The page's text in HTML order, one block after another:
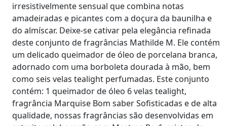
irresistivelmente sensual que combina notas
amadeiradas e picantes com a doçura da baunilha e
do almíscar. Deixe-se cativar pela elegância refinada
deste conjunto de fragrâncias Mathilde M. Ele contém
um delicado queimador de óleo de porcelana branca,
adornado com uma borboleta dourada à mão, bem
como seis velas tealight perfumadas. Este conjunto
contém: 1 queimador de óleo 6 velas tealight,
fragrância Marquise Bom saberSofisticadas e de alta
qualidade, nossas fragrâncias são desenvolvidas em